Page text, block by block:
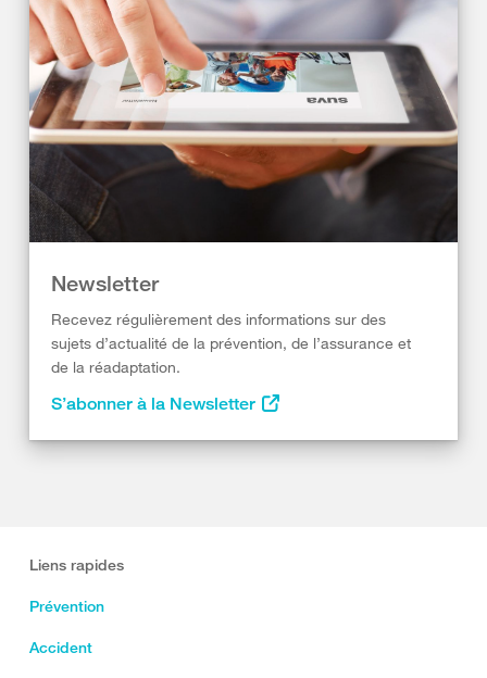
Newsletter
Recevez régulièrement des informations sur des
sujets d’actualité de la prévention, de l’assurance et
de la réadaptation.
S’abonner à la Newsletter
Liens rapides
Prévention
Accident